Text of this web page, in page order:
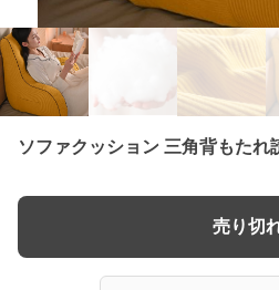
ソファクッション 三角背もたれ
売り切